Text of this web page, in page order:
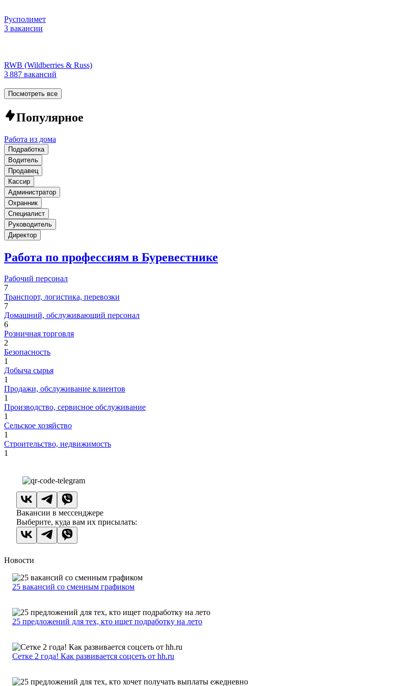
Русполимет
3 вакансии
RWB (Wildberries & Russ)
3 887 вакансий
Посмотреть все
Популярное
Работа из дома
Подработка
Водитель
Продавец
Кассир
Администратор
Охранник
Специалист
Руководитель
Директор
Работа по профессиям в Буревестнике
Рабочий персонал
7
Транспорт, логистика, перевозки
7
Домашний, обслуживающий персонал
6
Розничная торговля
2
Безопасность
1
Добыча сырья
1
Продажи, обслуживание клиентов
1
Производство, сервисное обслуживание
1
Сельское хозяйство
1
Строительство, недвижимость
1
Вакансии в мессенджере
Выберите, куда вам их присылать:
Новости
25 вакансий со сменным графиком
25 предложений для тех, кто ищет подработку на лето
Сетке 2 года! Как развивается соцсеть от hh.ru